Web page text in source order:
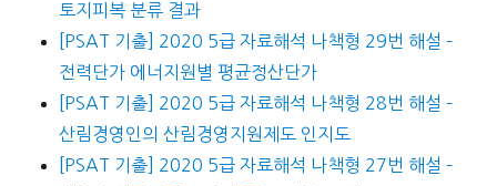
토지피복 분류 결과
[PSAT 기출] 2020 5급 자료해석 나책형 29번 해설 –
전력단가 에너지원별 평균정산단가
[PSAT 기출] 2020 5급 자료해석 나책형 28번 해설 –
산림경영인의 산림경영지원제도 인지도
[PSAT 기출] 2020 5급 자료해석 나책형 27번 해설 –